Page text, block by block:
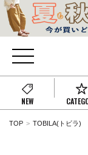
NEW
TOP TOBILA(トビラ)